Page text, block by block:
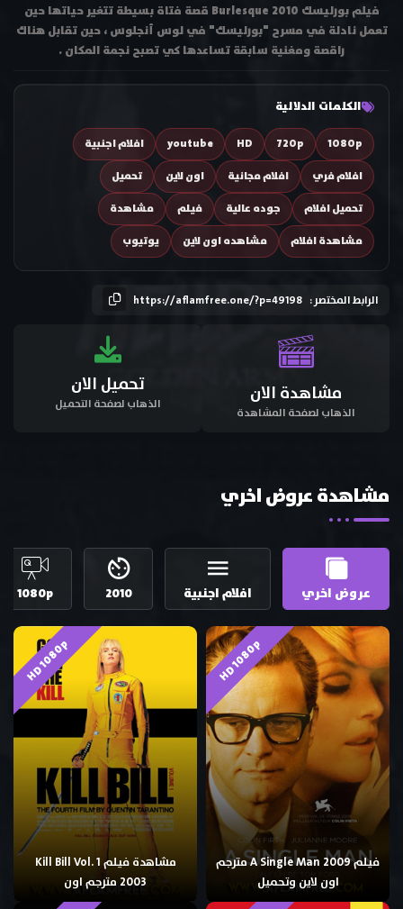
فيلم بورليسك Burlesque 2010 قصة فتاة بسيطة تتغير حياتها حين
تعمل نادلة في مسرح "بورليسك" في لوس أنجلوس ، حين تقابل هناك
راقصة ومغنية سابقة تساعدها كي تصبح نجمة المكان .
الكلمات الدلالية
1080p
720p
HD
youtube
افلام اجنبية
افلام فري
افلام مجانية اون لاين
تحميل
تحميل افلام
جوده عالية فيلم
مشاهدة
مشاهدة افلام
مشاهده اون لاين يوتيوب
الرابط المختصر : https://aflamfree.one/?p=49198
مشاهدة الان
الذهاب لصفحة المشاهدة
تحميل الان
الذهاب لصفحة التحميل
مشاهدة عروض اخري
عروض اخري افلام اجنبية 2010
1080p
HD 1080p
فيلم A Single Man 2009 مترجم
اون لاين وتحميل
HD 1080p
مشاهدة فيلم Kill Bill Vol. 1
2003 مترجم اون